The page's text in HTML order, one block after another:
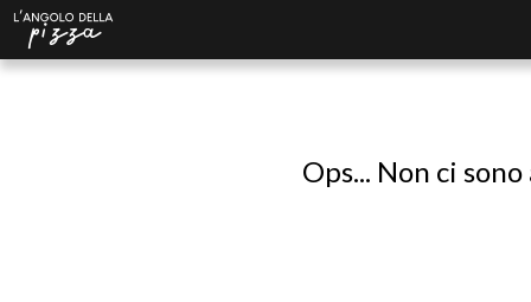
Ops... Non ci